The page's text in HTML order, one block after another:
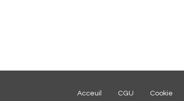
Acceuil CGU Cookie